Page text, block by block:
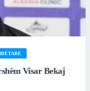
Visar Bekaj